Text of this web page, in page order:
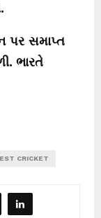
.
પર સમાપ્ત
. ભારતે
CRICKET